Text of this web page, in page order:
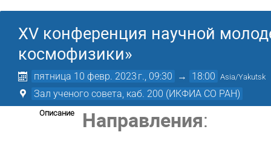
XV конференция научной
космофизики»
пятница 10 февр. 2023 г., 09:30 → 18:00 Asia/Yakutsk
Зал ученого совета, каб. 200 (ИКФИА СО РАН)
Описание Направления: